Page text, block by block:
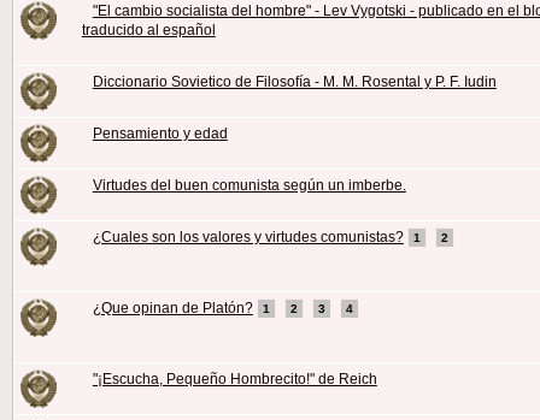
"El cambio socialista del hombre" - Lev Vygotski - publicado en el
traducido al español
Diccionario Sovietico de Filosofía - M. M. Rosental y P. F. Iudin
Pensamiento y edad
Virtudes del buen comunista según un imberbe.
¿Cuales son los valores y virtudes comunistas? 1 2
¿Que opinan de Platón? 1 2 3 4
"¡Escucha, Pequeño Hombrecito!" de Reich